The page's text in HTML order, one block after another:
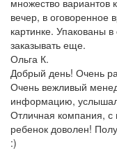
вечер, в оговоренное
картинке. Упакованы
заказывать еще.
Ольга К.
Добрый день! Очень
Очень вежливый
информацию,
Отличная компания, с
ребенок доволен!
:)